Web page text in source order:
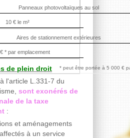
Panneaux photovoltaïques au sol
10 € le m²
Aires de stationnement extérieures
* par emplacement
* peut être portée à 5 000 €
de plein droit
l'article L.331-7 du
sont exonérés de
de la taxe
:
et aménagements
à un service